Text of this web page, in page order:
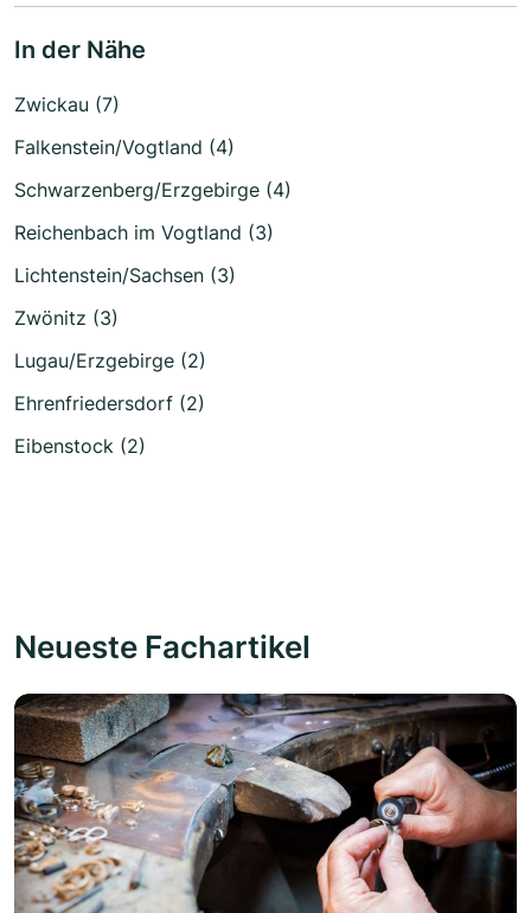
In der Nähe
Zwickau (7)
Falkenstein/Vogtland (4)
Schwarzenberg/Erzgebirge (4)
Reichenbach im Vogtland (3)
Lichtenstein/Sachsen (3)
Zwönitz (3)
Lugau/Erzgebirge (2)
Ehrenfriedersdorf (2)
Eibenstock (2)
Neueste Fachartikel